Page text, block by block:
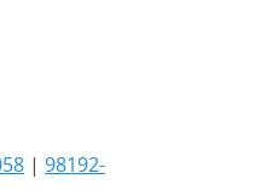
| 98192-